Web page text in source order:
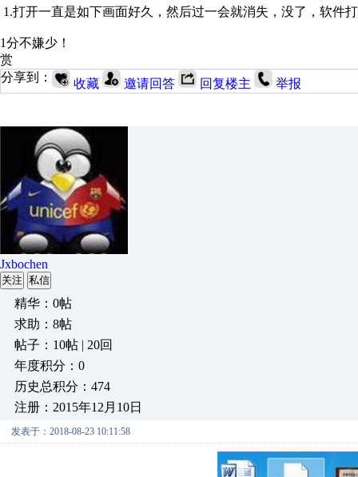
1.打开一直是如下画面好久，然后过一会就消失，没了，软件
1分不嫌少！
赏
分享到：
收藏 邀请回答 回复楼主 举报
Jxbochen
关注 私信
精华：0帖
求助：8帖
帖子：10帖 | 20回
年度积分：0
历史总积分：474
注册：2015年12月10日
发表于：2018-08-23 10:11:58